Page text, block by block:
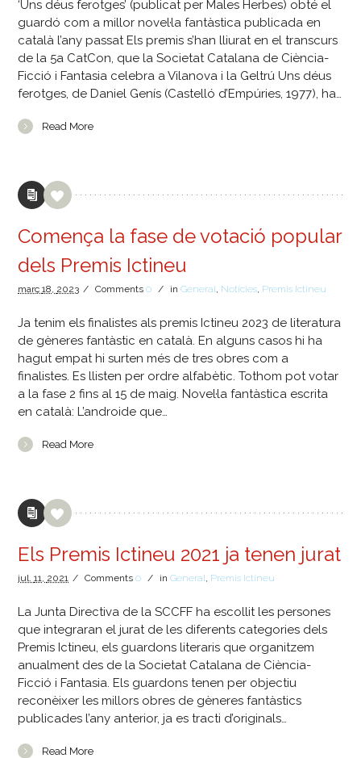
‘Uns déus ferotges’ (publicat per Males Herbes) obté el
guardó com a millor novel·la fantàstica publicada en
català l’any passat Els premis s’han lliurat en el transcurs
de la 5a CatCon, que la Societat Catalana de Ciència-
Ficció i Fantasia celebra a Vilanova i la Geltrú Uns déus
ferotges, de Daniel Genís (Castelló d’Empúries, 1977), ha…
Read More
Comença la fase de votació popular
dels Premis Ictineu
març18, 2023 / Comments0 / inGeneral, Notícies, Premis Ictineu
Ja tenim els finalistes als premis Ictineu 2023 de literatura
de gèneres fantàstic en català. En alguns casos hi ha
hagut empat hi surten més de tres obres com a
finalistes. Es llisten per ordre alfabètic. Tothom pot votar
a la fase 2 fins al 15 de maig. Novel·la fantàstica escrita
en català: L’androide que…
Read More
Els Premis Ictineu 2021 ja tenen jurat
jul.11, 2021 / Comments0 / inGeneral, Premis Ictineu
La Junta Directiva de la SCCFF ha escollit les persones
que integraran el jurat de les diferents categories dels
Premis Ictineu, els guardons literaris que organitzem
anualment des de la Societat Catalana de Ciència-
Ficció i Fantasia. Els guardons tenen per objectiu
reconèixer les millors obres de gèneres fantàstics
publicades l’any anterior, ja es tracti d’originals…
Read More